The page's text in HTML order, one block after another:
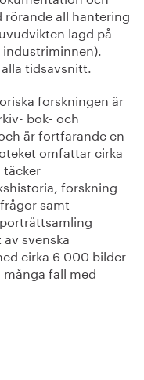
all hantering
lagd på
tidsavsnitt.
forskningen är
bok- och
är fortfarande en
omfattar cirka
forskning
samt
svenska
cirka 6 000 bilder
fall med